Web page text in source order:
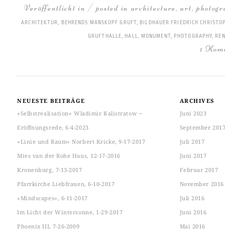
Veröffentlicht in / posted in architecture,art,
ARCHITEKTUR, BEHRENDS MANSKOPF GRUFT, BILDHAUER FRIEDRICH
GRUFTHALLE, HALL, MONUMENT, PHOTOGRAPHY,
1
NEUESTE BEITRÄGE
»Selbstrealisation« Wladimir Kalistratow ‒
Eröffnungsrede, 6-4-2023
»Linie und Raum« Norbert Kricke, 9-17-2017
Mies van der Rohe Haus, 12-17-2016
Kronenburg, 7-13-2017
Pfarrkirche Liebfrauen, 6-10-2017
»Mindscapes«, 6-11-2017
Im Licht der Wintersonne, 1-29-2017
Phoenix III, 7-26-2009
ARCHIVES
Juni 2023
September
Juli 2017
Juni 2017
Februar 2017
November 2016
Juli 2016
Juni 2016
Mai 2016